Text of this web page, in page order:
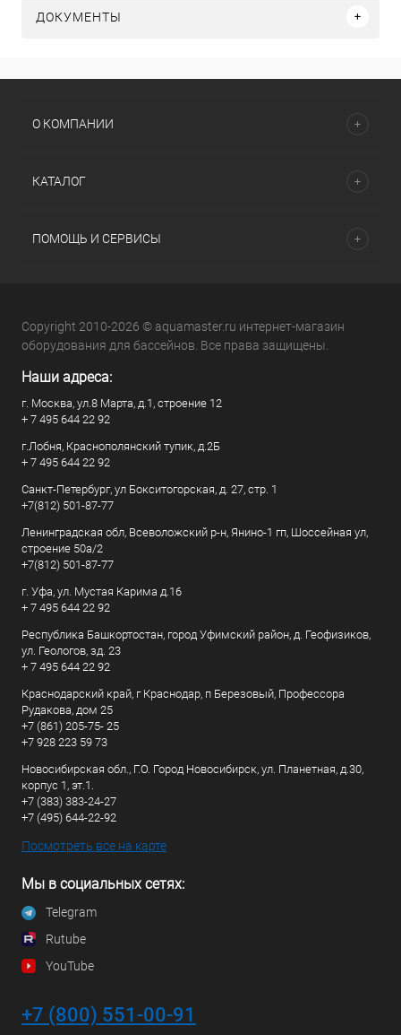
ДОКУМЕНТЫ
О КОМПАНИИ
КАТАЛОГ
ПОМОЩЬ И СЕРВИСЫ
Copyright 2010-2026 © aquamaster.ru интернет-магазин
оборудования для бассейнов. Все права защищены.
Наши адреса:
г. Москва, ул.8 Марта, д.1, строение 12
+ 7 495 644 22 92
г.Лобня, Краснополянский тупик, д.2Б
+ 7 495 644 22 92
Санкт-Петербург, ул Бокситогорская, д. 27, стр. 1
+7(812) 501-87-77
Ленинградская обл, Всеволожский р-н, Янино-1 гп, Шоссейная ул,
строение 50а/2
+7(812) 501-87-77
г. Уфа, ул. Мустая Карима д.16
+ 7 495 644 22 92
Республика Башкортостан, город Уфимский район, д. Геофизиков,
ул. Геологов, зд. 23
+ 7 495 644 22 92
Краснодарский край, г Краснодар, п Березовый, Профессора
Рудакова, дом 25
+7 (861) 205-75- 25
+7 928 223 59 73
Новосибирская обл., Г.О. Город Новосибирск, ул. Планетная, д.30,
корпус 1, эт.1.
+7 (383) 383-24-27
+7 (495) 644-22-92
Посмотреть все на карте
Мы в социальных сетях:
Telegram
Rutube
YouTube
+7 (800) 551-00-91